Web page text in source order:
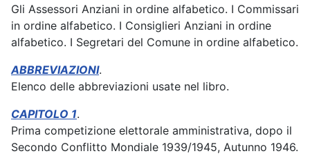
Gli Assessori Anziani in ordine alfabetico. I Commissari
in ordine alfabetico. I Consiglieri Anziani in ordine
alfabetico. I Segretari del Comune in ordine alfabetico.
ABBREVIAZIONI.
Elenco delle abbreviazioni usate nel libro.
CAPITOLO 1.
Prima competizione elettorale amministrativa, dopo il
Secondo Conflitto Mondiale 1939/1945, Autunno 1946.